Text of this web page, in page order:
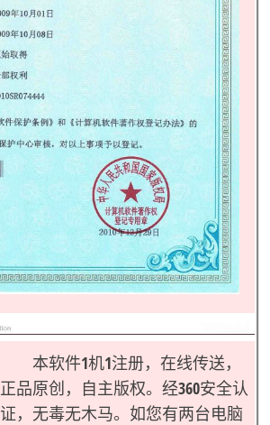
本软件1机1注册，在线传送，
正品原创，自主版权。经360安全认
证，无毒无木马。如您有两台电脑